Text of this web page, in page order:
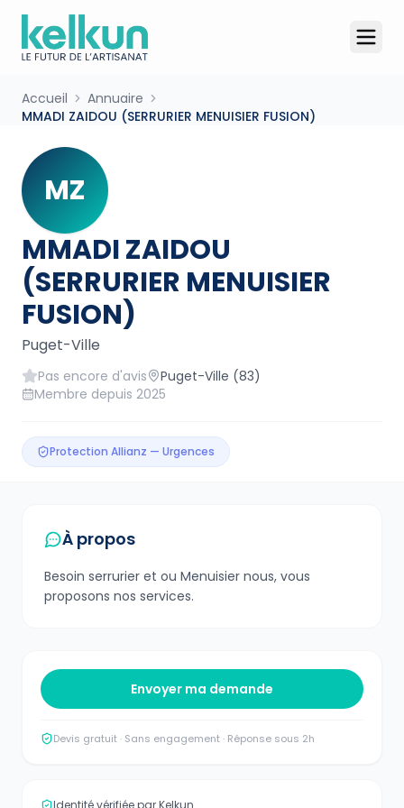
Accueil
Annuaire
MMADI ZAIDOU (SERRURIER MENUISIER FUSION)
MZ
MMADI ZAIDOU
(SERRURIER MENUISIER
FUSION)
Puget-Ville
Pas encore d'avis Puget-Ville (83)
Membre depuis 2025
Protection Allianz — Urgences
À propos
Besoin serrurier et ou Menuisier nous, vous
proposons nos services.
Envoyer ma demande
Devis gratuit · Sans engagement · Réponse sous 2h
Identité vérifiée par Kelkun